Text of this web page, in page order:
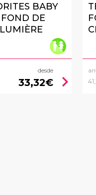
BABY
DE
desde
33,32€ chevron_right